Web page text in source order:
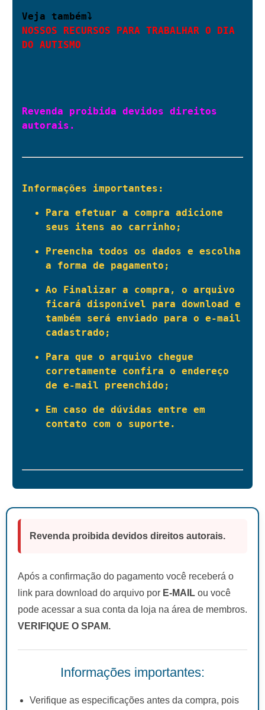
NOSSOS RECURSOS PARA TRABALHAR O DIA
DO AUTISMO
Revenda proibida devidos direitos
autorais.
Informações importantes:
Para efetuar a compra adicione
seus itens ao carrinho;
Preencha todos os dados e escolha
a forma de pagamento;
Ao Finalizar a compra, o arquivo
ficará disponível para download e
também será enviado para o e-mail
cadastrado;
Para que o arquivo chegue
corretamente confira o endereço
de e-mail preenchido;
Em caso de dúvidas entre em
contato com o suporte.
Revenda proibida devidos direitos autorais.
Após a confirmação do pagamento você receberá o
link para download do arquivo por E-MAIL ou você
pode acessar a sua conta da loja na área de membros.
VERIFIQUE O SPAM.
Informações importantes:
Verifique as especificações antes da compra, pois